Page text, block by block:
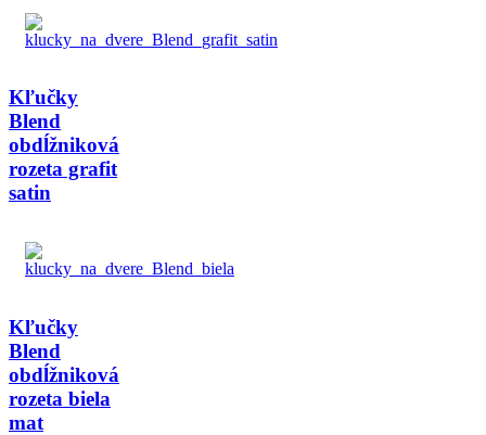
Kľučky
Blend
obdĺžniková
rozeta grafit
satin
Kľučky
Blend
obdĺžniková
rozeta biela
mat